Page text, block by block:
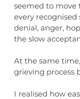
seemed to move
every recognised
denial, anger,
the slow
At the same
grieving process
I realised how